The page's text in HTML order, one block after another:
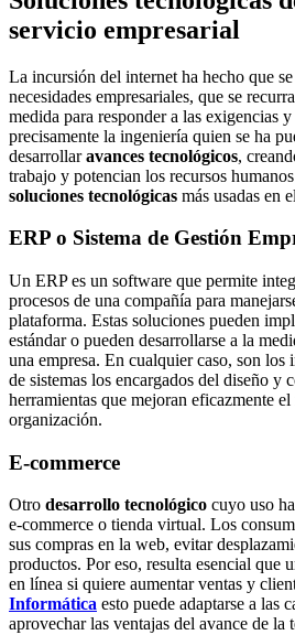
servicio empresarial
La incursión del internet ha hecho que
necesidades empresariales, que se
medida para responder a las exigencias
precisamente la ingeniería quien se ha
desarrollaravances tecnológicos,
trabajo y potencian los recursos
soluciones tecnológicas más usadas en
ERP o Sistema de Gestión
Un ERP es un software que permite
procesos de una compañía para
plataforma. Estas soluciones pueden
estándar o pueden desarrollarse a la
una empresa. En cualquier caso, son
de sistemas los encargados del diseño y
herramientas que mejoran eficazmente
organización.
E-commerce
Otro desarrollo tecnológico cuyo uso
e-commerce o tienda virtual. Los
sus compras en la web, evitar
productos. Por eso, resulta esencial que
en línea si quiere aumentar ventas y
Informática esto puede adaptarse a las
aprovechar las ventajas del avance de la